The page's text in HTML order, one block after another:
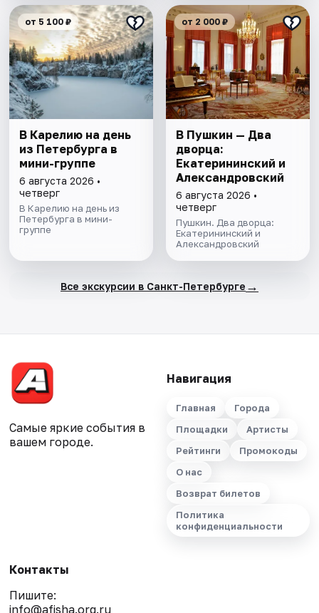
от 5 100 ₽
В Карелию на день
из Петербурга в
мини-группе
6 августа 2026 •
четверг
В Карелию на день из
Петербурга в мини-
группе
от 2 000 ₽
В Пушкин — Два
дворца:
Екатерининский и
Александровский
6 августа 2026 •
четверг
Пушкин. Два дворца:
Екатерининский и
Александровский
Все экскурсии в Санкт-Петербурге →
Самые яркие события в
вашем городе.
Навигация
Главная
Города
Площадки
Артисты
Рейтинги
Промокоды
О нас
Возврат билетов
Политика
конфиденциальности
Контакты
Пишите:
info@afisha.org.ru